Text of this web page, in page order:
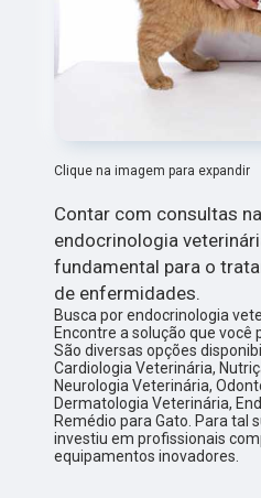
Clique na imagem para expandir
Contar com consultas
endocrinologia
fundamental para o
de enfermidades.
Busca por endocrinologia
Encontre a solução que você
São diversas opções
Cardiologia Veterinária,
Neurologia Veterinária,
Dermatologia Veterinária,
Remédio para Gato. Para tal
investiu em profissionais
equipamentos inovadores.